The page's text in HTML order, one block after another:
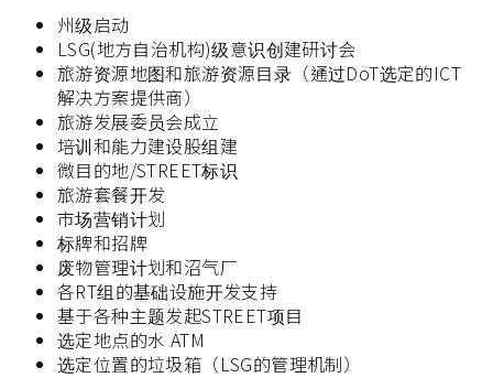
州级启动
LSG(地方自治机构)级意识创建研讨会
旅游资源地图和旅游资源目录（通过DoT选定的ICT
解决方案提供商）
旅游发展委员会成立
培训和能力建设股组建
微目的地/STREET标识
旅游套餐开发
市场营销计划
标牌和招牌
废物管理计划和沼气厂
各RT组的基础设施开发支持
基于各种主题发起STREET项目
选定地点的水 ATM
选定位置的垃圾箱（LSG的管理机制）